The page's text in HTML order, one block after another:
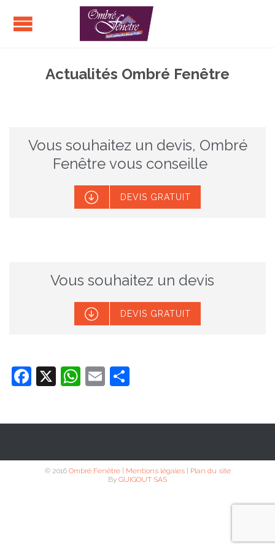
Actualités Ombré Fenêtre
Vous souhaitez un devis, Ombré
Fenêtre vous conseille
 DEVIS GRATUIT
Vous souhaitez un devis
 DEVIS GRATUIT
Facebook
X WhatsApp
Email
© 2016 Ombré Fenêtre| Mentions légales|
Plan du site
By GUIGOUT SAS